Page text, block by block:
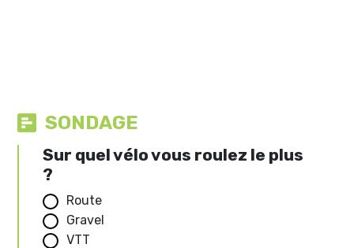
SONDAGE
Sur quel vélo vous roulez le plus
?
Route
Gravel
VTT